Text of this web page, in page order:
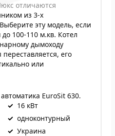
отличаются
из 3-х
эту модель, если
100-110 м.кв. Котел
дымоходу
его
или
EuroSit 630.
✓ 16 кВт
✓ одноконтурный
✓ Украина